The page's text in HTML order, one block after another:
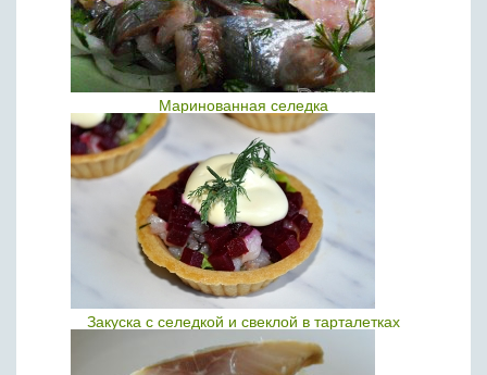
Маринованная селедка
Закуска с селедкой и свеклой в тарталетках